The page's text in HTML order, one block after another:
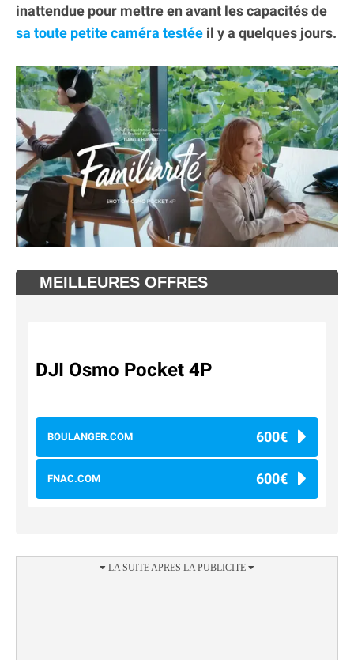
inattendue pour mettre en avant les capacités de
sa toute petite caméra testée il y a quelques jours.
MEILLEURES OFFRES
DJI Osmo Pocket 4P
BOULANGER.COM 600€
FNAC.COM 600€